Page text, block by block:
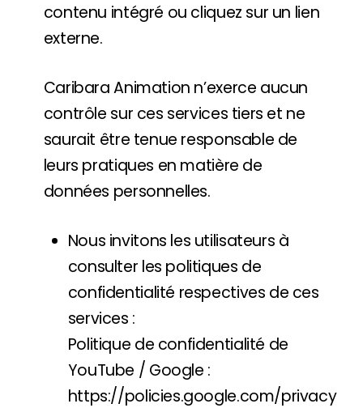
contenu intégré ou cliquez sur un lien
externe.
Caribara Animation n’exerce aucun
contrôle sur ces services tiers et ne
saurait être tenue responsable de
leurs pratiques en matière de
données personnelles.
Nous invitons les utilisateurs à
consulter les politiques de
confidentialité respectives de ces
services :
Politique de confidentialité de
YouTube / Google :
https://policies.google.com/privacy